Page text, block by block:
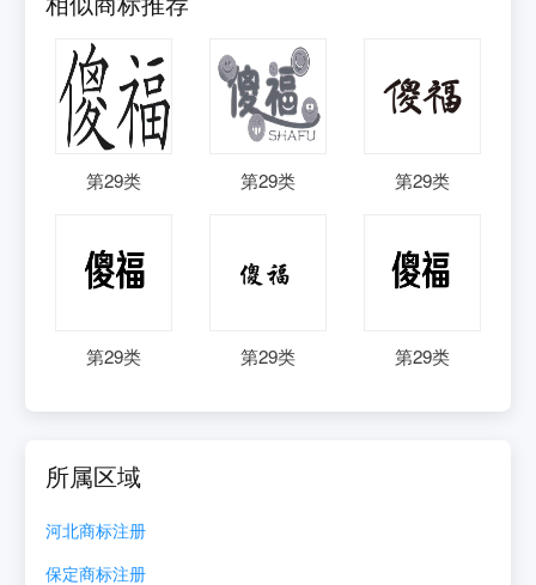
第29类 第29类 第29类
第29类 第29类 第29类
所属区域
河北商标注册
保定商标注册